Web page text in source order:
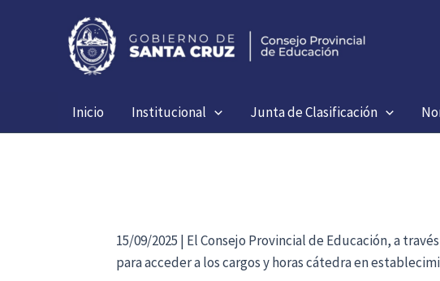
Inicio Institucional Junta de Clasificación
15/09/2025 | El Consejo Provincial de Educación, a
para acceder a los cargos y horas cátedra en